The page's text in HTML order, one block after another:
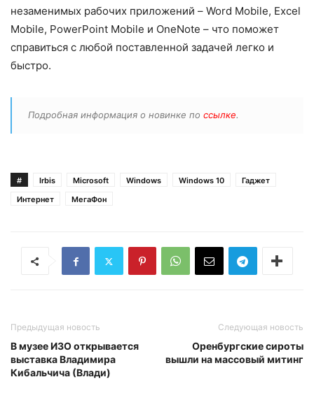
незаменимых рабочих приложений – Word Mobile, Excel
Mobile, PowerPoint Mobile и OneNote – что поможет
справиться с любой поставленной задачей легко и
быстро.
Подробная информация о новинке по ссылке.
# Irbis Microsoft Windows Windows 10
Гаджет
Интернет
МегаФон
Предыдущая новость
В музее ИЗО открывается
выставка Владимира
Кибальчича (Влади)
Следующая новость
Оренбургские сироты
вышли на массовый митинг